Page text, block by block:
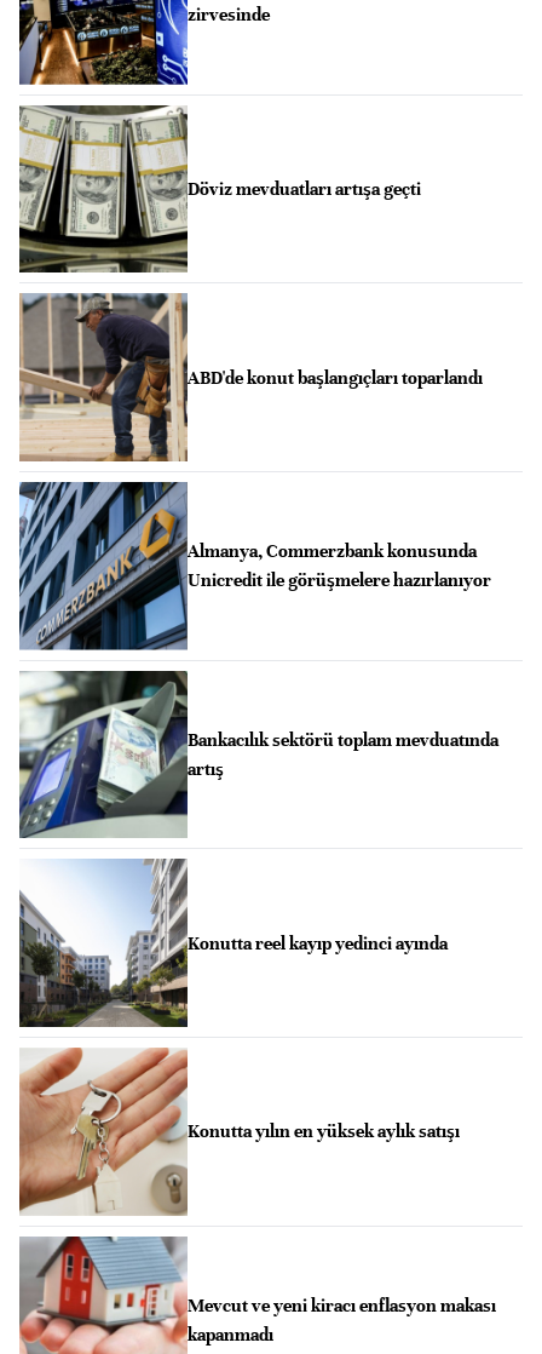
zirvesinde
Döviz mevduatları artışa geçti
ABD'de konut başlangıçları toparlandı
Almanya, Commerzbank konusunda
Unicredit ile görüşmelere hazırlanıyor
Bankacılık sektörü toplam mevduatında
artış
Konutta reel kayıp yedinci ayında
Konutta yılın en yüksek aylık satışı
Mevcut ve yeni kiracı enflasyon makası
kapanmadı